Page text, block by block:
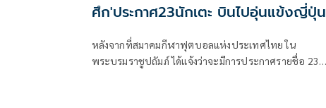
ศึก'ประกาศ23นักเตะ บินไปอุ่นแข้งญี่ปุ่น
หลังจากที่สมาคมกีฬาฟุตบอลแห่งประเทศไทย ใน
พระบรมราชูปถัมภ์ ได้แจ้งว่าจะมีการประกาศรายชื่อ 23